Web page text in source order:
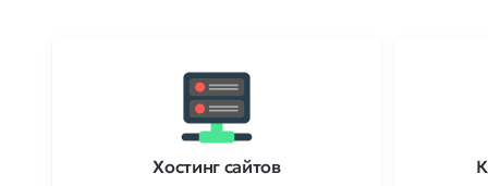
Хостинг сайтов